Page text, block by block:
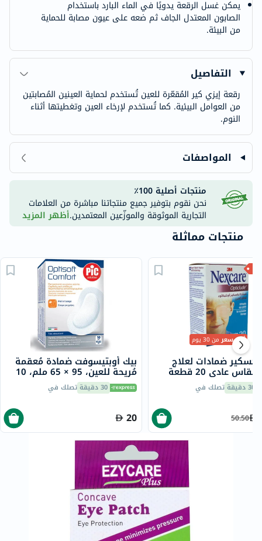
يمكن غسل الرقعة يدويًا في الماء البارد باستخدام
الصابون المعتدل الجاف ثم ضعه على عيون مصابة للحماية
من البيئة.
التفاصيل
رقعة إيزي كير المُقعّرة للعين تُستخدم لحماية العينين المُصابتين
من العوامل البيئية. كما تُستخدم لإرخاء العين وتغطيتها أثناء
النوم.
المواصفات
منتجات أصلية 100٪
نحن نقوم بتوفير جميع منتجاتنا مباشرة من العلامات
التجارية الموثوقة والموزّعين المعتمدين.أظهر المزيد
منتجات مماثلة
بيك أوبتيسوفت ضمادة مُعقمة
مُريحة للعين، 95 × 65 ملم، 10
قطع 30 دقيقة تصلك في
20
أقل سعرمن 30 يوم
ضمادات لعلاج
العين، مقاس عادي 20 قطعة
30 دقيقة تصلك في
50.50